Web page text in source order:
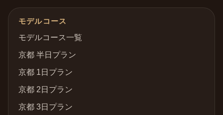
モデルコース
モデルコース一覧
京都 半日プラン
京都 1日プラン
京都 2日プラン
京都 3日プラン